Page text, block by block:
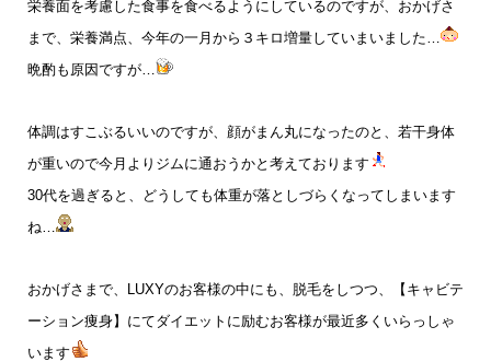
栄養面を考慮した食事を食べるようにしているのですが、おかげさ
まで、栄養満点、今年の一月から３キロ増量していまいました…
晩酌も原因ですが…
体調はすこぶるいいのですが、顔がまん丸になったのと、若干身体
が重いので今月よりジムに通おうかと考えております
30代を過ぎると、どうしても体重が落としづらくなってしまいます
ね…
おかげさまで、LUXYのお客様の中にも、脱毛をしつつ、【キャビテ
ーション痩身】にてダイエットに励むお客様が最近多くいらっしゃ
います